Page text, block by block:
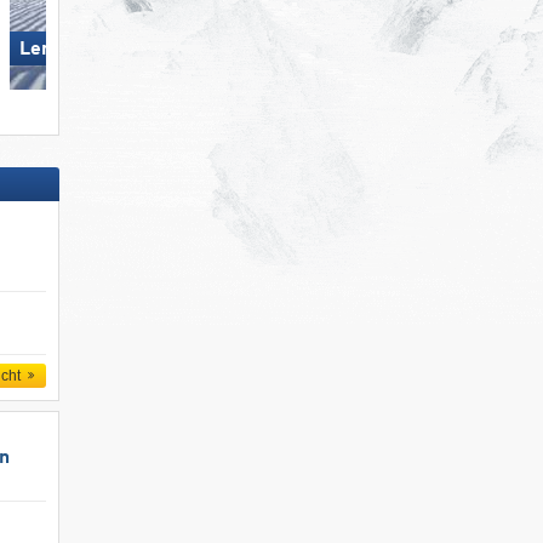
Lermoos – Grubigstein Arosa Lenzerheide